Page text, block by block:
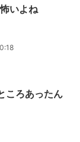
いよね
ころあったん